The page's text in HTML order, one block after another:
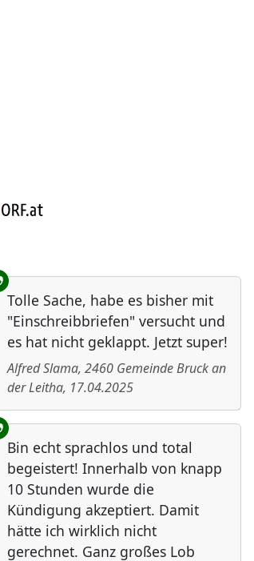
Tolle Sache, habe es bisher mit
"Einschreibbriefen" versucht und
es hat nicht geklappt. Jetzt super!
Alfred Slama, 2460 Gemeinde Bruck an
der Leitha, 17.04.2025
Bin echt sprachlos und total
begeistert! Innerhalb von knapp
10 Stunden wurde die
Kündigung akzeptiert. Damit
hätte ich wirklich nicht
gerechnet. Ganz großes Lob